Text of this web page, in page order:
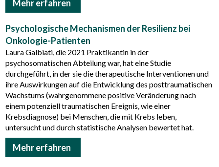
Mehr erfahren
Psychologische Mechanismen der Resilienz bei
Onkologie-Patienten
Laura Galbiati, die 2021 Praktikantin in der
psychosomatischen Abteilung war, hat eine Studie
durchgeführt, in der sie die therapeutische Interventionen und
ihre Auswirkungen auf die Entwicklung des posttraumatischen
Wachstums (wahrgenommene positive Veränderung nach
einem potenziell traumatischen Ereignis, wie einer
Krebsdiagnose) bei Menschen, die mit Krebs leben,
untersucht und durch statistische Analysen bewertet hat.
Mehr erfahren